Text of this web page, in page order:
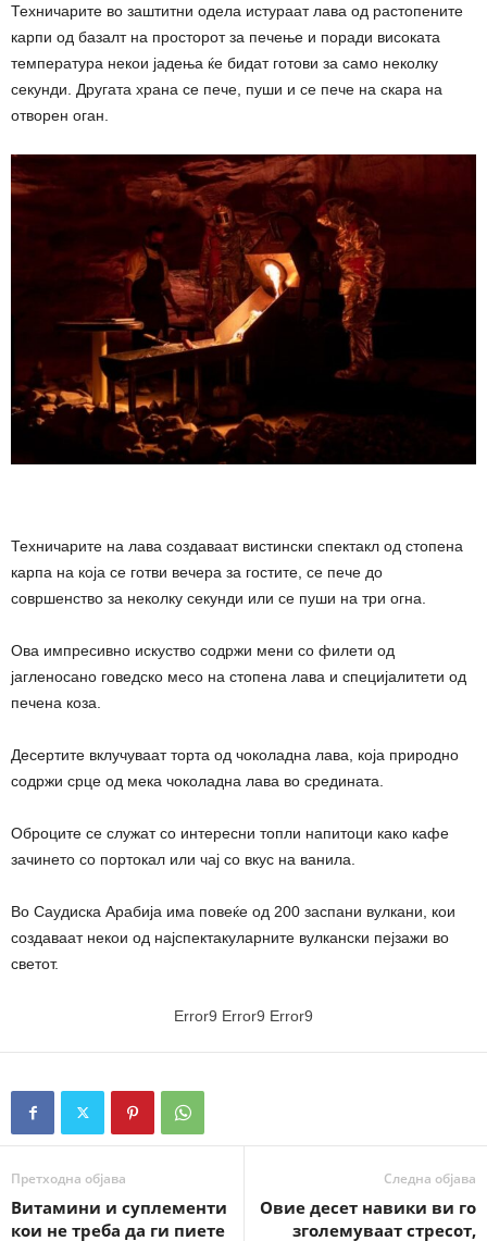
Техничарите во заштитни одела истураат лава од растопените
карпи од базалт на просторот за печење и поради високата
температура некои јадења ќе бидат готови за само неколку
секунди. Другата храна се пече, пуши и се пече на скара на
отворен оган.
Техничарите на лава создаваат вистински спектакл од стопена
карпа на која се готви вечера за гостите, се пече до
совршенство за неколку секунди или се пуши на три огна.
Ова импресивно искуство содржи мени со филети од
јагленосано говедско месо на стопена лава и специјалитети од
печена коза.
Десертите вклучуваат торта од чоколадна лава, која природно
содржи срце од мека чоколадна лава во средината.
Оброците се служат со интересни топли напитоци како кафе
зачинето со портокал или чај со вкус на ванила.
Во Саудиска Арабија има повеќе од 200 заспани вулкани, кои
создаваат некои од најспектакуларните вулкански пејзажи во
светот.
Error9 Error9 Error9
Претходна објава
Витамини и суплементи
кои не треба да ги пиете
Следна објава
Овие десет навики ви го
зголемуваат стресот,